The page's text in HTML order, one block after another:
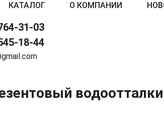
КАТАЛОГ О КОМПАНИИ
31-03
18-44